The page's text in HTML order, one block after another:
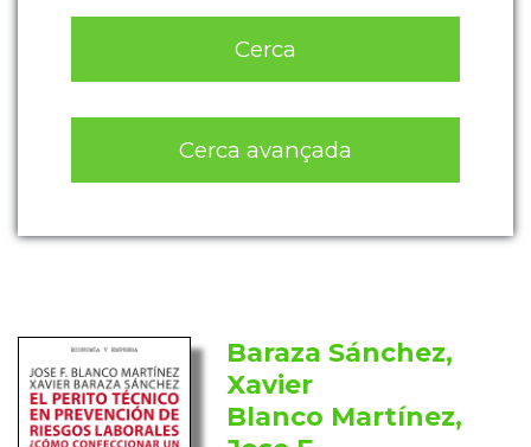
Cerca
Cerca avançada
Baraza Sánchez,
Xavier
Blanco Martínez,